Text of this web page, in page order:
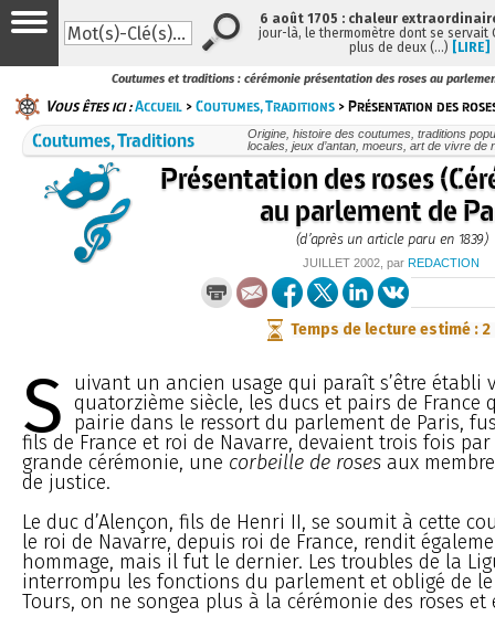
Coutumes et traditions : cérémonie présentation des roses au
Vous êtes ici :Accueil >Coutumes, Traditions > Présentation des
Coutumes, Traditions
Origine, histoire des coutumes, traditions
locales, jeux d’antan, moeurs, art de vivre de
Présentation des roses
au parlement de
(d’après un article paru en 1839)
JUILLET 2002 , parREDACTION
Temps de lecture estimé : 2
S uivant un ancien usage qui paraît s’être établi
quatorzième siècle, les ducs et pairs de France
pairie dans le ressort du parlement de Paris,
fils de France et roi de Navarre, devaient trois fois
grande cérémonie, une corbeille de roses aux
de justice.
Le duc d’Alençon, fils de Henri II, se soumit à cette
le roi de Navarre, depuis roi de France, rendit
hommage, mais il fut le dernier. Les troubles de la
interrompu les fonctions du parlement et obligé de
Tours, on ne songea plus à la cérémonie des roses et
6 août 1705 : chaleur
jour-là, le thermomètre dont se servait
plus de deux (…) [LIRE]